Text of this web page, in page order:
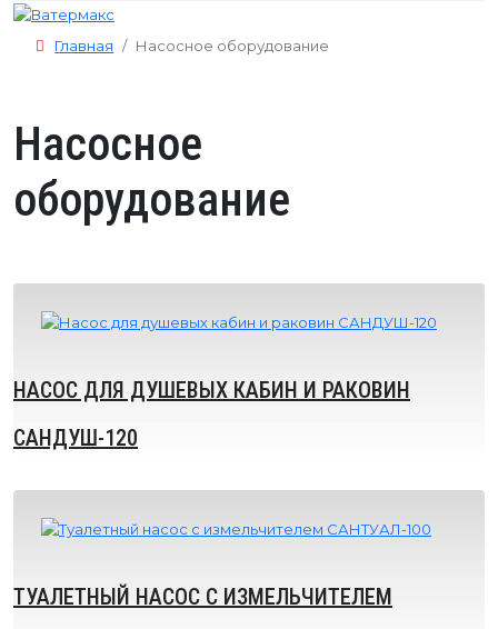
Главная Насосное оборудование
Насосное
оборудование
НАСОС ДЛЯ ДУШЕВЫХ КАБИН И РАКОВИН
САНДУШ-120
ТУАЛЕТНЫЙ НАСОС С ИЗМЕЛЬЧИТЕЛЕМ